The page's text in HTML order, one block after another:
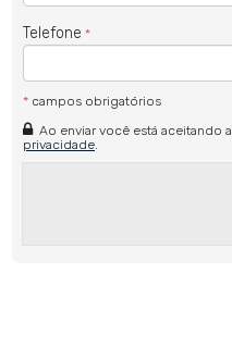
Telefone
* campos obrigatórios
Ao enviar você está aceitando a
privacidade